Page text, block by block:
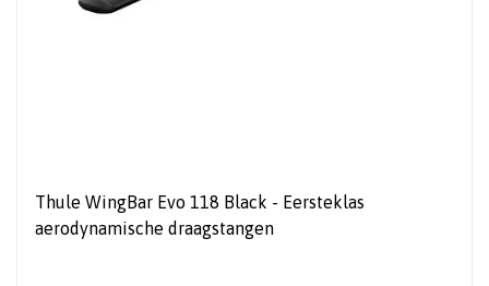
Thule WingBar Evo 118 Black - Eersteklas
aerodynamische draagstangen